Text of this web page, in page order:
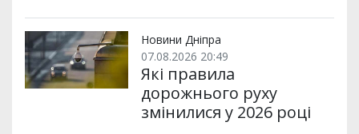
Новини Дніпра
07.08.2026 20:49
Які правила
дорожнього руху
змінилися у 2026 році